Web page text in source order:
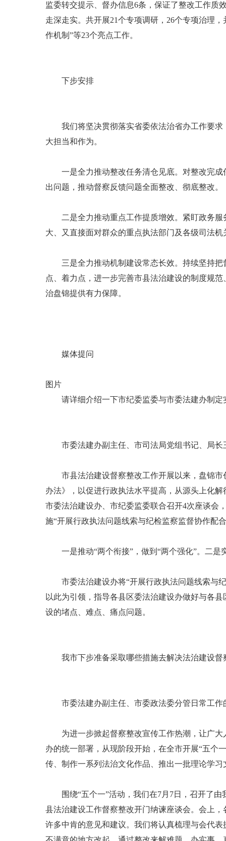
监委转交提示、督办信息6条，保证了整改工作质
走深走实。共开展21个专项调研，26个专项治理
作机制”等23个亮点工作。
下步安排
我们将坚决贯彻落实省委依法治省办工作要求
大担当和作为。
一是全力推动整改任务清仓见底。对整改完成
出问题，推动督察反馈问题全面整改、彻底整改。
二是全力推动重点工作提质增效。紧盯政务服
大、又直接面对群众的重点执法部门及各级司法
三是全力推动机制建设常态长效。持续坚持把
点、着力点，进一步完善市县法治建设的制度规
治盘锦提供有力保障。
媒体提问
图片
请详细介绍一下市纪委监委与市委法建办制定
市委法建办副主任、市司法局党组书记、局长
市县法治建设督察整改工作开展以来，盘锦市
办法》，以促进行政执法水平提高，从源头上化
市委法治建设办、市纪委监委联合召开4次座谈会
施“开展行政执法问题线索与纪检监察监督协作配
一是推动“两个衔接”，做到“两个强化”。二是
市委法治建设办将“开展行政执法问题线索与纪
以此为引领，指导各县区委法治建设办做好与各
设的堵点、难点、痛点问题。
我市下步准备采取哪些措施去解决法治建设督
市委法建办副主任、市委政法委分管日常工作
为进一步掀起督察整改宣传工作热潮，让广大
办的统一部署，从现阶段开始，在全市开展“五个
传、制作一系列法治文化作品、推出一批理论学习
围绕“五个一”活动，我们在7月7日，召开了由
县法治建设工作督察整改开门纳谏座谈会。会上
许多中肯的意见和建议。我们将认真梳理与会代